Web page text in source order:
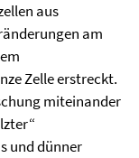
aus
am
Zelle erstreckt.
miteinander
und dünner